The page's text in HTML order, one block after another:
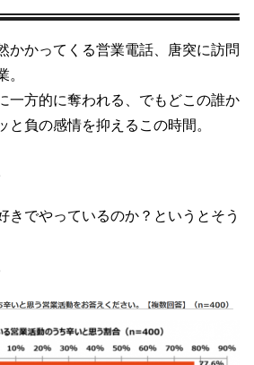
かかってくる営業電話、唐突に訪問
。
一方的に奪われる、でもどこの誰か
と負の感情を抑えるこの時間。
きでやっているのか？というとそう